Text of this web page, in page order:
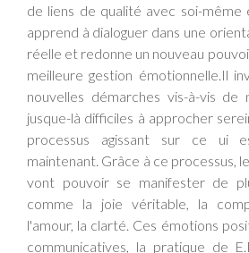
de liens de qualité avec soi-même
apprend à dialoguer dans une
réelle et redonne un nouveau
meilleure gestion émotionnelle.Il
nouvelles démarches vis-à-vis de
jusque-là difficiles à approcher
processus agissant sur ce ui
maintenant. Grâce à ce processus,
vont pouvoir se manifester de
comme la joie véritable, la
l'amour, la clarté. Ces émotions
communicatives, la pratique de